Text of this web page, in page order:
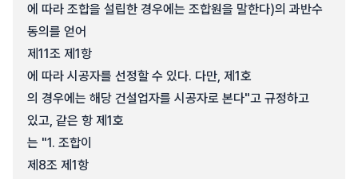
에 따라 조합을 설립한 경우에는 조합원을 말한다)의 과반수
동의를 얻어
제11조 제1항
에 따라 시공자를 선정할 수 있다. 다만, 제1호
의 경우에는 해당 건설업자를 시공자로 본다"고 규정하고
있고, 같은 항 제1호
는 "1. 조합이
제8조 제1항